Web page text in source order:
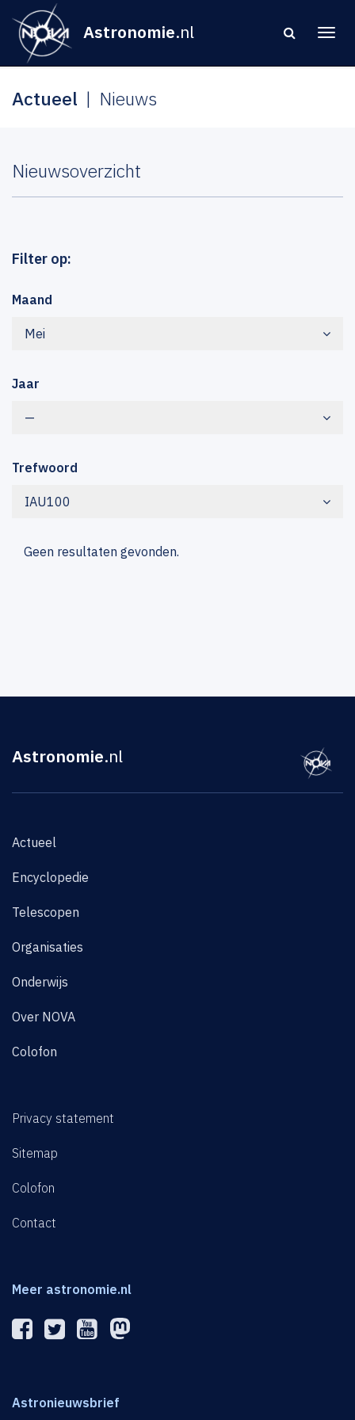
Astronomie.nl
Actueel Nieuws
Nieuwsoverzicht
Filter op:
Maand
Mei
Jaar
—
Trefwoord
IAU100
Geen resultaten gevonden.
Astronomie.nl
Actueel
Encyclopedie
Telescopen
Organisaties
Onderwijs
Over NOVA
Colofon
Privacy statement
Sitemap
Colofon
Contact
Meer astronomie.nl
Astronieuwsbrief